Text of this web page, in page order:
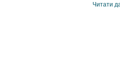
Читати